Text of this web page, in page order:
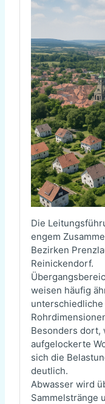
Die
engem
Bezirken
Reinickendorf.
weisen häufig
Besonders dort,
aufgelockerte
sich die
deutlich.
Abwasser wird
Sammelstränge